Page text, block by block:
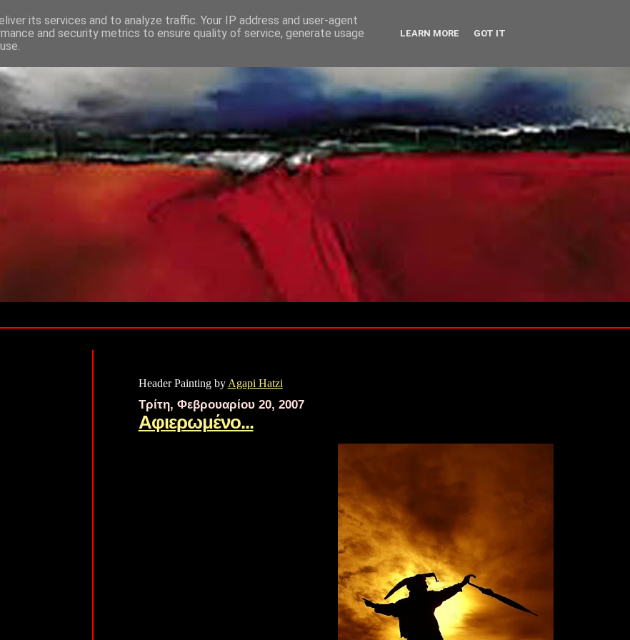
Header Painting by Agapi Hatzi
Τρίτη, Φεβρουαρίου 20, 2007
Αφιερωμένο...
its services and to analyze traffic. Your IP address and user-agent
and security metrics to ensure quality of service, generate usage
LEARN MORE GOT IT